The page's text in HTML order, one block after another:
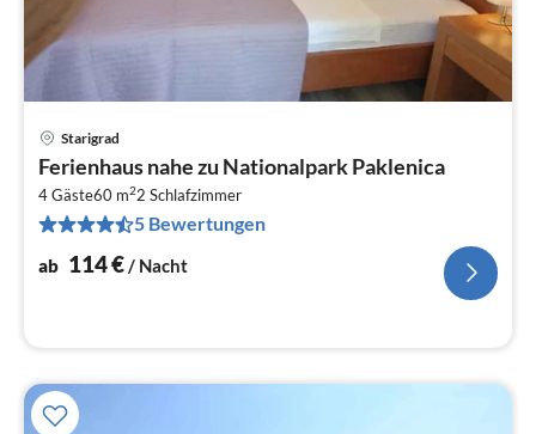
Starigrad
Ferienhaus nahe zu Nationalpark Paklenica
4 Gäste60 m22 Schlafzimmer
5 Bewertungen
ab 114€/ Nacht